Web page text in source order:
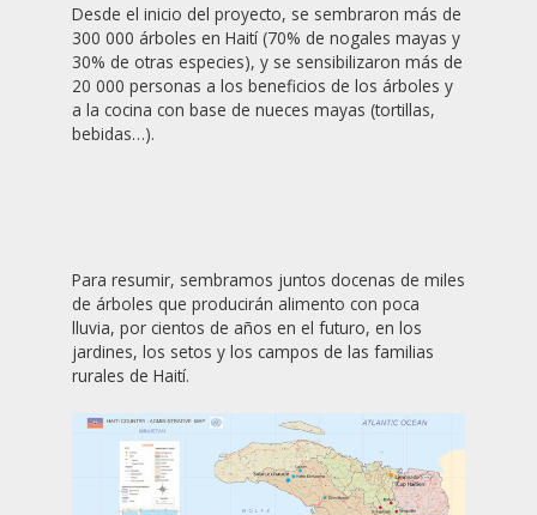
Desde el inicio del proyecto, se sembraron más de
300 000 árboles en Haití (70% de nogales mayas y
30% de otras especies), y se sensibilizaron más de
20 000 personas a los beneficios de los árboles y
a la cocina con base de nueces mayas (tortillas,
bebidas…).
Para resumir, sembramos juntos docenas de miles
de árboles que producirán alimento con poca
lluvia, por cientos de años en el futuro, en los
jardines, los setos y los campos de las familias
rurales de Haití.